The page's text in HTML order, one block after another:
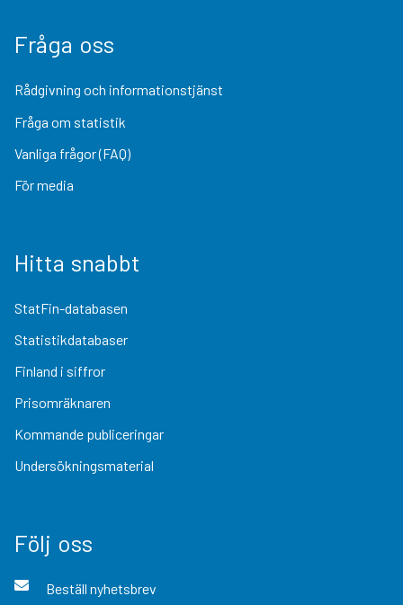
Fråga oss
Rådgivning och informationstjänst
Fråga om statistik
Vanliga frågor (FAQ)
För media
Hitta snabbt
StatFin-databasen
Statistikdatabaser
Finland i siffror
Prisomräknaren
Kommande publiceringar
Undersökningsmaterial
Följ oss
Beställ nyhetsbrev